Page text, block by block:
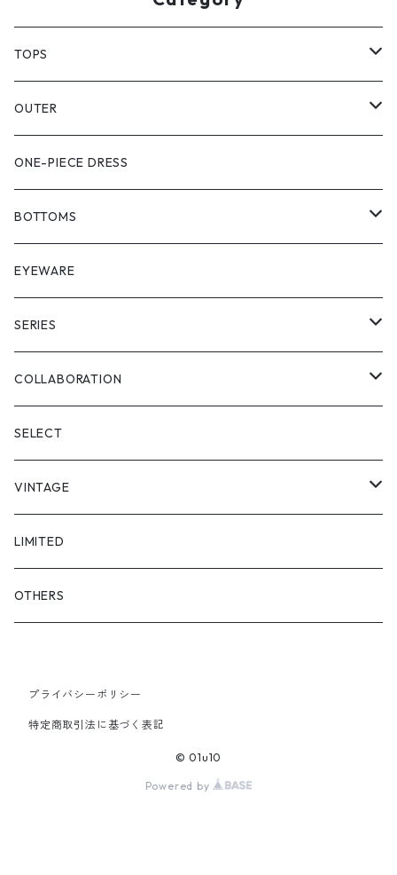
TOPS
PULL OVER
SHIRT
VEST
OUTER
VEST
JACKET
COAT
PULL OVER
ONE-PIECE DRESS
BOTTOMS
SHORT LENGS
FULL LENGS
SKIRT
EYEWARE
SERIES
"matoi"
"enkan"
"tsunagi"
"asobi"
COLLABORATION
RADIO EVA
1+O
FULL DIVE
iCONOLOGY
SELECT
VINTAGE
TOPS
OUTER
SHOES & ACCESSORY
LIMITED
OTHERS
プライバシーポリシー
特定商取引法に基づく表記
© 01u10
Powered by